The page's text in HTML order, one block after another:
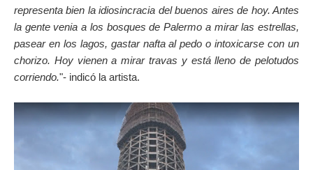
representa bien la idiosincracia del buenos aires de hoy. Antes
la gente venia a los bosques de Palermo a mirar las estrellas,
pasear en los lagos, gastar nafta al pedo o intoxicarse con un
chorizo. Hoy vienen a mirar travas y está lleno de pelotudos
corriendo."- indicó la artista.